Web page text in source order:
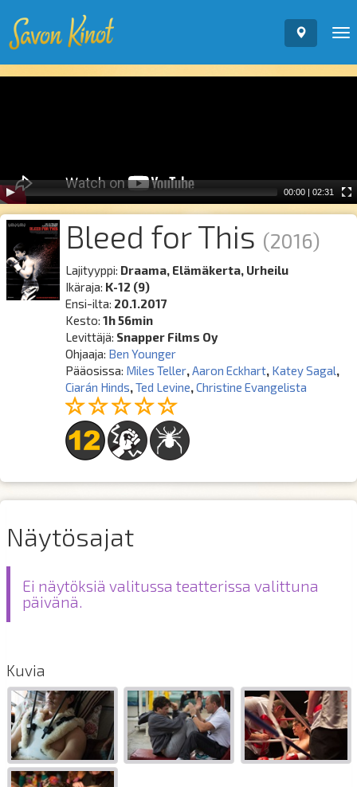
00:00 | 02:31
Bleed for This (2016)
Lajityyppi: Draama, Elämäkerta, Urheilu
Ikäraja: K-12 (9)
Ensi-ilta: 20.1.2017
Kesto:1h 56min
Levittäjä: Snapper Films Oy
Ohjaaja: Ben Younger
Pääosissa: Miles Teller, Aaron Eckhart, Katey Sagal ,
Ciarán Hinds,Ted Levine,Christine Evangelista
Näytösajat
Ei näytöksiä valitussa teatterissa valittuna
päivänä.
Kuvia